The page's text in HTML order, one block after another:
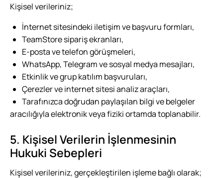
Kişisel verileriniz;
İnternet sitesindeki iletişim ve başvuru formları,
TeamStore sipariş ekranları,
E-posta ve telefon görüşmeleri,
WhatsApp, Telegram ve sosyal medya mesajları,
Etkinlik ve grup katılım başvuruları,
Çerezler ve internet sitesi analiz araçları,
Tarafınızca doğrudan paylaşılan bilgi ve belgeler
aracılığıyla elektronik veya fiziki ortamda toplanabilir.
5. Kişisel Verilerin İşlenmesinin
Hukuki Sebepleri
Kişisel verileriniz, gerçekleştirilen işleme bağlı olarak;